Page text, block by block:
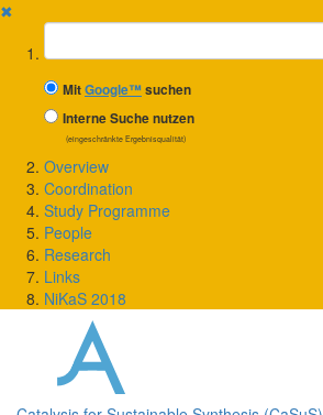
✖
Suchbegriff
MitGoogle™suchen
Interne Suche nutzen
(eingeschränkte Ergebnisqualität)
Overview
Coordination
Study Programme
People
Research
Links
NiKaS 2018